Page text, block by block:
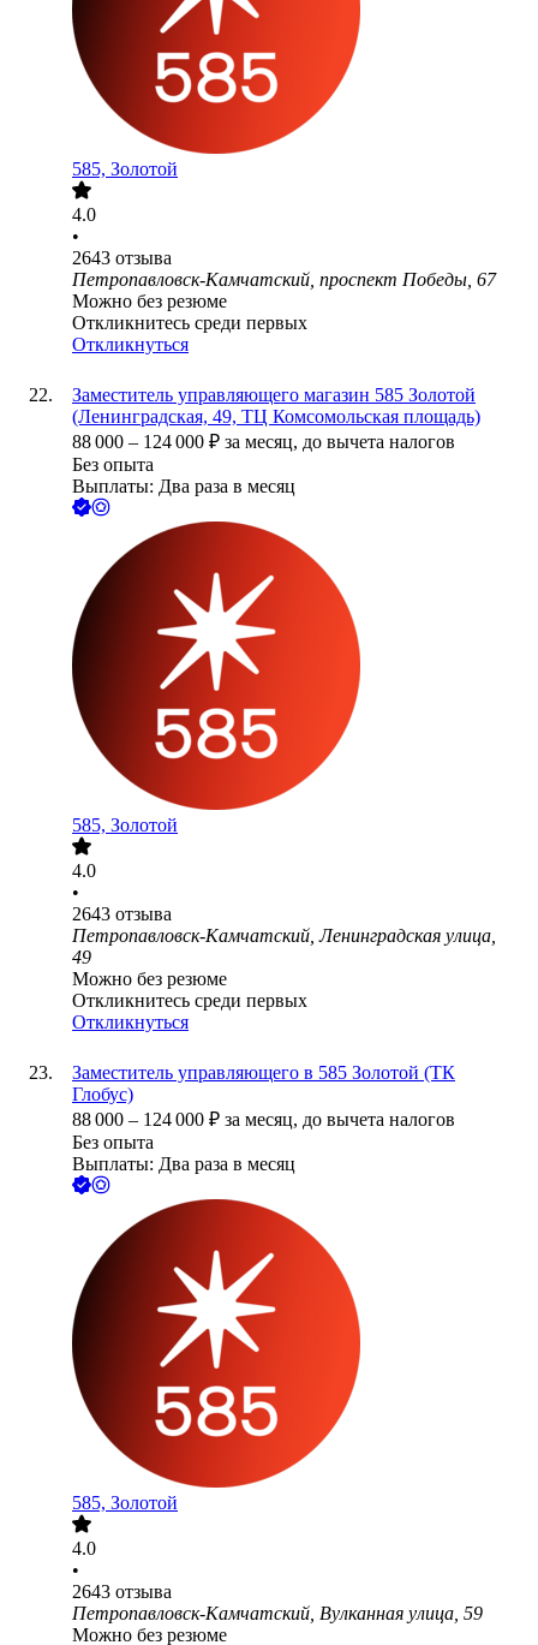
585, Золотой
4.0
•
2643 отзыва
Петропавловск-Камчатский, проспект Победы, 67
Можно без резюме
Откликнитесь среди первых
Откликнуться
Заместитель управляющего магазин 585 Золотой
(Ленинградская, 49, ТЦ Комсомольская площадь)
88 000 – 124 000 ₽ за месяц, до вычета налогов
Без опыта
Выплаты: Два раза в месяц
585, Золотой
4.0
•
2643 отзыва
Петропавловск-Камчатский, Ленинградская улица,
49
Можно без резюме
Откликнитесь среди первых
Откликнуться
Заместитель управляющего в 585 Золотой (ТК
Глобус)
88 000 – 124 000 ₽ за месяц, до вычета налогов
Без опыта
Выплаты: Два раза в месяц
585, Золотой
4.0
•
2643 отзыва
Петропавловск-Камчатский, Вулканная улица, 59
Можно без резюме